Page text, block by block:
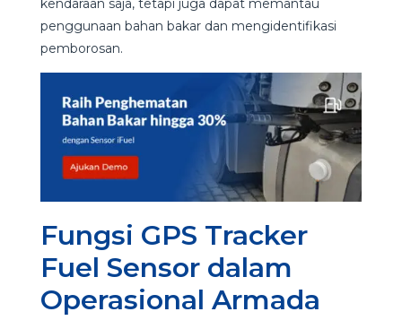
penggunaan bahan bakar dan mengidentifikasi
pemborosan.
Fungsi GPS Tracker
Fuel Sensor dalam
Operasional Armada